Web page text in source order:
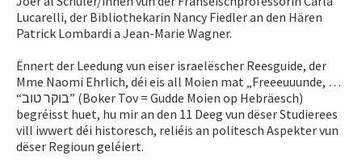
APPRENTISSAGE
Lucarelli, der Bibliothekarin Nancy Fiedler an den Hären
Patrick Lombardi a Jean-Marie Wagner.
Ënnert der Leedung vun eiser israelëscher Reesguide, der
Mme Naomi Ehrlich, déi eis all Moien mat „Freeeuuunde, …
“בוקר טוב” (Boker Tov = Gudde Moien op Hebräesch)
begréisst huet, hu mir an den 11 Deeg vun dëser Studierees
vill iwwert déi historesch, reliéis an politesch Aspekter vun
dëser Regioun geléiert.